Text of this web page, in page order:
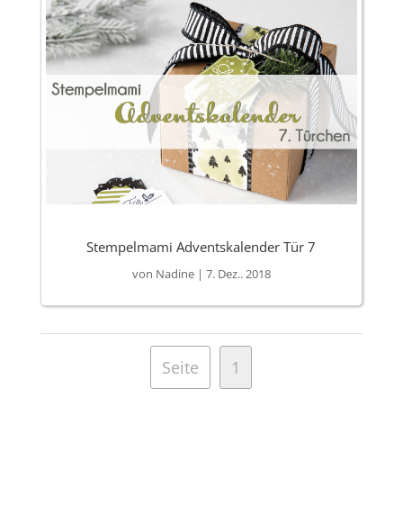
Stempelmami Adventskalender Tür 7
von Nadine| 7. Dez.. 2018
Seite 1